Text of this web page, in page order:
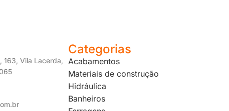
163, Vila Lacerda,
Categorias
Acabamentos
Materiais de construção
Hidráulica
Banheiros